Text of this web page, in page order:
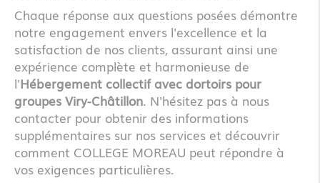
Chaque réponse aux questions posées démontre
notre engagement envers l'excellence et la
satisfaction de nos clients, assurant ainsi une
expérience complète et harmonieuse de
l'Hébergement collectif avec dortoirs pour
groupes Viry-Châtillon. N'hésitez pas à nous
contacter pour obtenir des informations
supplémentaires sur nos services et découvrir
comment COLLEGE MOREAU peut répondre à
vos exigences particulières.